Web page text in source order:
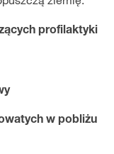
profilaktyki
w pobliżu